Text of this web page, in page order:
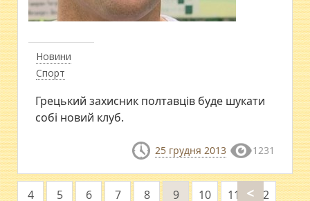
Новини
Спорт
Грецький захисник полтавців буде шукати
собі новий клуб.
25 грудня 2013 1231
<
4 5 6 7 8 9 10 11
12